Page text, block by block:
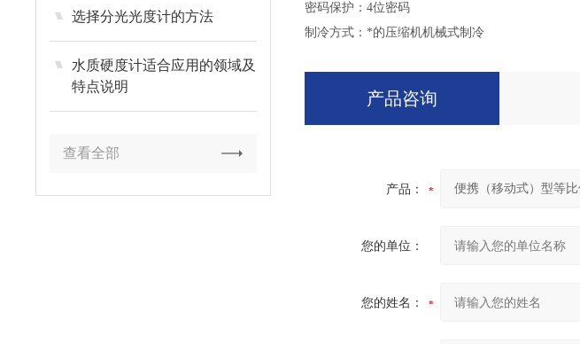
选择分光光度计的方法
水质硬度计适合应用的领域及
特点说明
查看全部
密码保护：4位密码
制冷方式：*的压缩机机械式制冷
产品咨询
产品：
您的单位：
您的姓名：